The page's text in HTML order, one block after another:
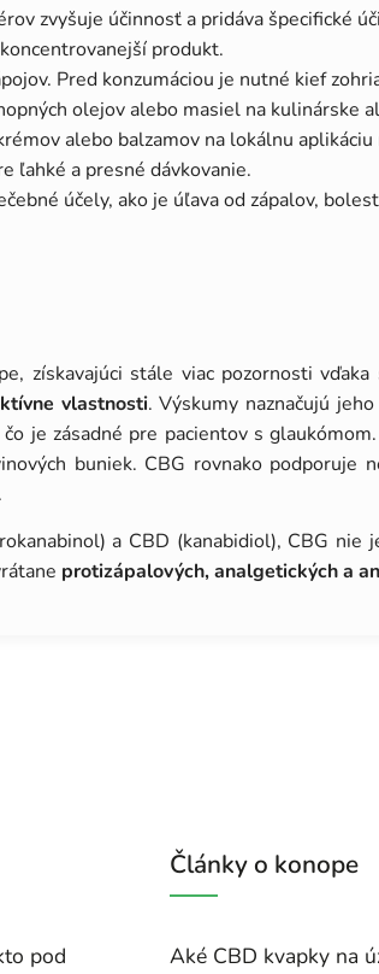
zvyšuje účinnosť a pridáva špecifické
produkt.
Pred konzumáciou je nutné kief
olejov alebo masiel na kulinárske
alebo balzamov na lokálnu aplikáciu
ľahké a presné dávkovanie.
účely, ako je úľava od zápalov,
získavajúci stále viac pozornosti
vlastnosti. Výskumy naznačujú
je zásadné pre pacientov s
buniek. CBG rovnako podporuje
a CBD (kanabidiol), CBG nie
protizápalových, analgetických a
pod
Články o konope
Aké CBD kvapky na